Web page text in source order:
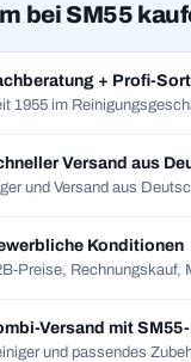
bei SM55
+ Profi-
1955 im
Versand aus
und Versand aus
Konditionen
Preise, Rechnungskauf,
Versand mit
und passendes